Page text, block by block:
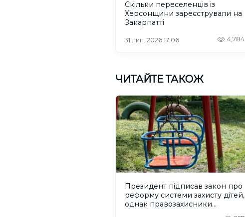
Скільки переселенців із
Херсонщини зареєстрували на
Закарпатті
31 лип. 2026 17:06 4,784
ЧИТАЙТЕ ТАКОЖ
Президент підписав закон про
реформу системи захисту дітей,
однак правозахисники